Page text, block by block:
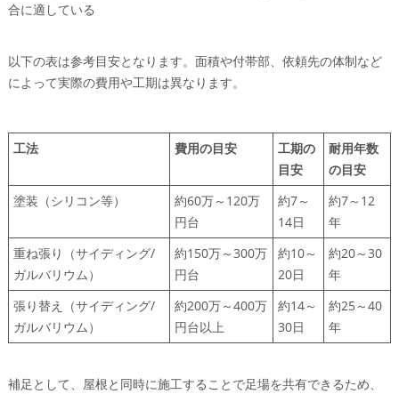
合に適している
以下の表は参考目安となります。面積や付帯部、依頼先の体制など
によって実際の費用や工期は異なります。
工法 費用の目安
工期の
目安
耐用年数
の目安
塗装（シリコン等）
約60万～120万
円台
約7～
14日
約7～12
年
重ね張り（サイディング/
ガルバリウム）
約150万～300万
円台
約10～
20日
約20～30
年
張り替え（サイディング/
ガルバリウム）
約200万～400万
円台以上
約14～
30日
約25～40
年
補足として、屋根と同時に施工することで足場を共有できるため、